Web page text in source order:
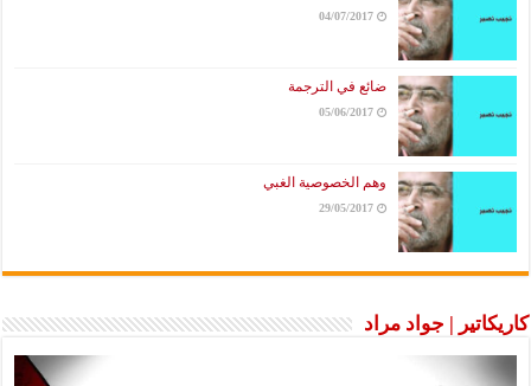
04/07/2017
ضائع في الترجمة
05/06/2017
وهم الخصوصية الغبي
29/05/2017
كاريكاتير | جواد مراد